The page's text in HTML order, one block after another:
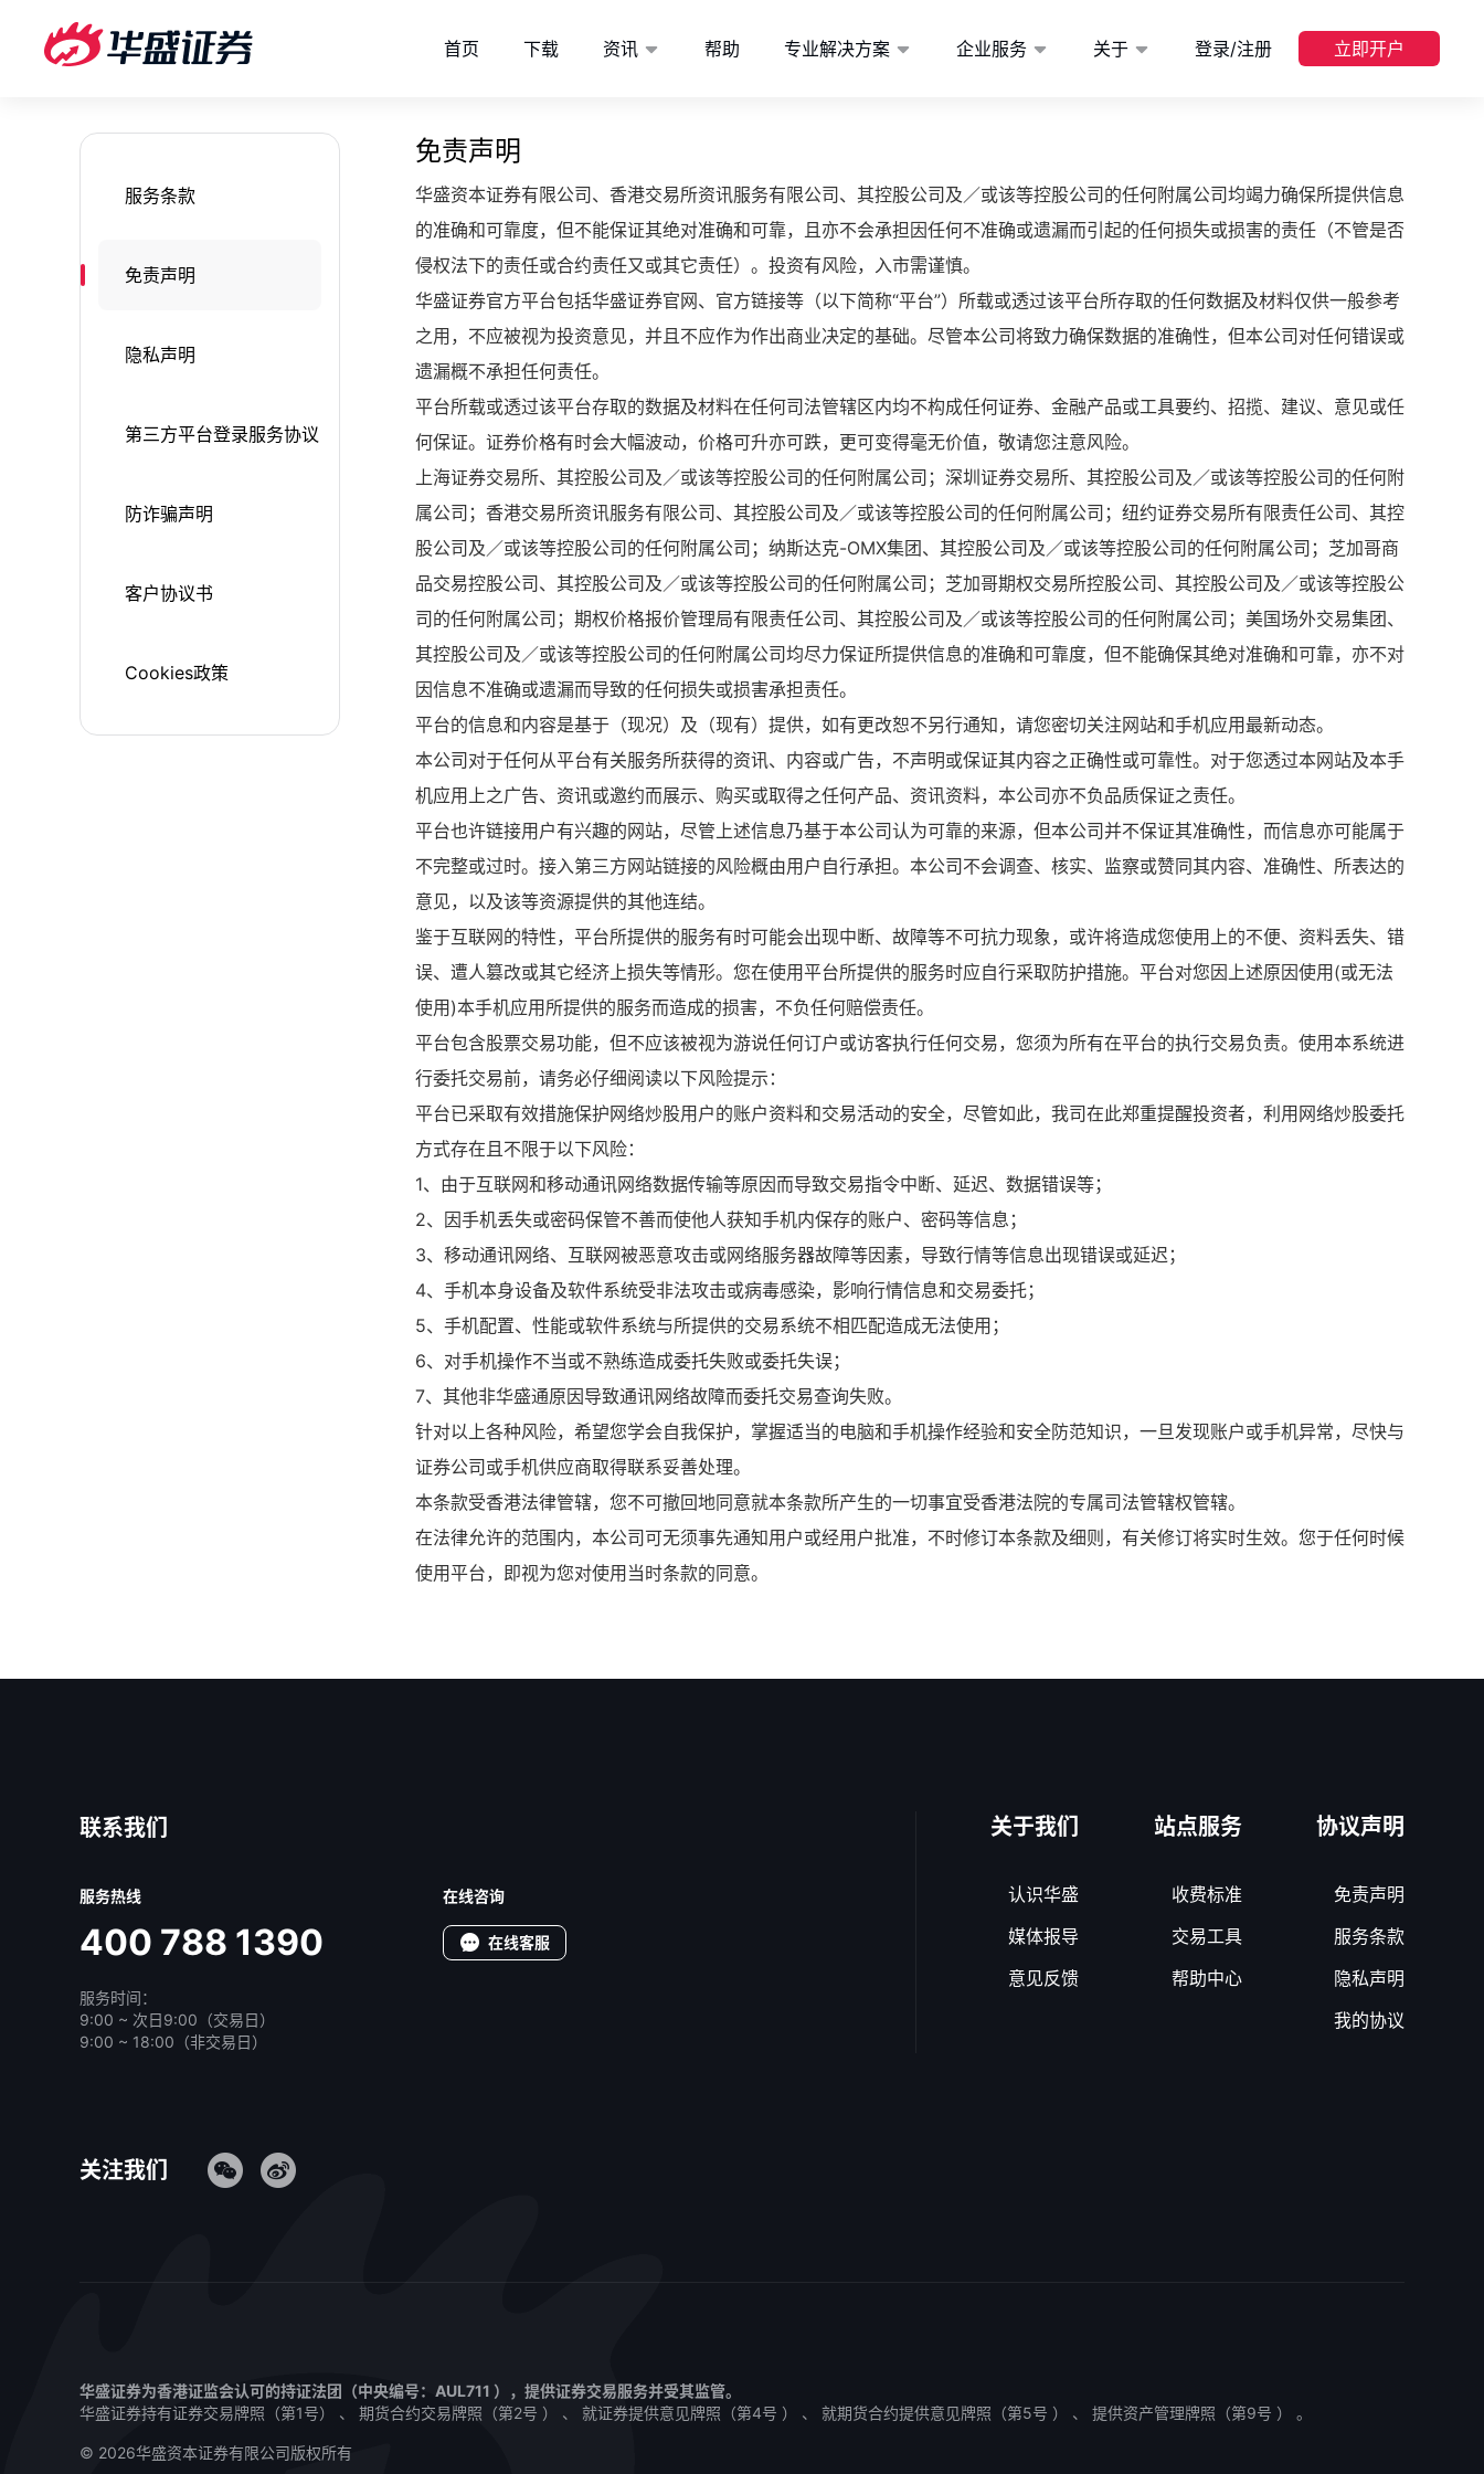
首页 下载 资讯 帮助 专业解决方案 企业服务 关于 登录/注册 立即开户
服务条款
免责声明
隐私声明
第三方平台登录服务协议
防诈骗声明
客户协议书
Cookies政策
免责声明
华盛资本证券有限公司、香港交易所资讯服务有限公司、其控股公司及／或该等控股公司的任何附属公司均竭力确保所提供信息
的准确和可靠度，但不能保证其绝对准确和可靠，且亦不会承担因任何不准确或遗漏而引起的任何损失或损害的责任（不管是否
侵权法下的责任或合约责任又或其它责任）。投资有风险，入市需谨慎。
华盛证券官方平台包括华盛证券官网、官方链接等（以下简称“平台”）所载或透过该平台所存取的任何数据及材料仅供一般参考
之用，不应被视为投资意见，并且不应作为作出商业决定的基础。尽管本公司将致力确保数据的准确性，但本公司对任何错误或
遗漏概不承担任何责任。
平台所载或透过该平台存取的数据及材料在任何司法管辖区内均不构成任何证券、金融产品或工具要约、招揽、建议、意见或任
何保证。证券价格有时会大幅波动，价格可升亦可跌，更可变得毫无价值，敬请您注意风险。
上海证券交易所、其控股公司及／或该等控股公司的任何附属公司；深圳证券交易所、其控股公司及／或该等控股公司的任何附
属公司；香港交易所资讯服务有限公司、其控股公司及／或该等控股公司的任何附属公司；纽约证券交易所有限责任公司、其控
股公司及／或该等控股公司的任何附属公司；纳斯达克-OMX集团、其控股公司及／或该等控股公司的任何附属公司；芝加哥商
品交易控股公司、其控股公司及／或该等控股公司的任何附属公司；芝加哥期权交易所控股公司、其控股公司及／或该等控股公
司的任何附属公司；期权价格报价管理局有限责任公司、其控股公司及／或该等控股公司的任何附属公司；美国场外交易集团、
其控股公司及／或该等控股公司的任何附属公司均尽力保证所提供信息的准确和可靠度，但不能确保其绝对准确和可靠，亦不对
因信息不准确或遗漏而导致的任何损失或损害承担责任。
平台的信息和内容是基于（现况）及（现有）提供，如有更改恕不另行通知，请您密切关注网站和手机应用最新动态。
本公司对于任何从平台有关服务所获得的资讯、内容或广告，不声明或保证其内容之正确性或可靠性。对于您透过本网站及本手
机应用上之广告、资讯或邀约而展示、购买或取得之任何产品、资讯资料，本公司亦不负品质保证之责任。
平台也许链接用户有兴趣的网站，尽管上述信息乃基于本公司认为可靠的来源，但本公司并不保证其准确性，而信息亦可能属于
不完整或过时。接入第三方网站链接的风险概由用户自行承担。本公司不会调查、核实、监察或赞同其内容、准确性、所表达的
意见，以及该等资源提供的其他连结。
鉴于互联网的特性，平台所提供的服务有时可能会出现中断、故障等不可抗力现象，或许将造成您使用上的不便、资料丢失、错
误、遭人篡改或其它经济上损失等情形。您在使用平台所提供的服务时应自行采取防护措施。平台对您因上述原因使用(或无法
使用)本手机应用所提供的服务而造成的损害，不负任何赔偿责任。
平台包含股票交易功能，但不应该被视为游说任何订户或访客执行任何交易，您须为所有在平台的执行交易负责。使用本系统进
行委托交易前，请务必仔细阅读以下风险提示：
平台已采取有效措施保护网络炒股用户的账户资料和交易活动的安全，尽管如此，我司在此郑重提醒投资者，利用网络炒股委托
方式存在且不限于以下风险：
1、由于互联网和移动通讯网络数据传输等原因而导致交易指令中断、延迟、数据错误等；
2、因手机丢失或密码保管不善而使他人获知手机内保存的账户、密码等信息；
3、移动通讯网络、互联网被恶意攻击或网络服务器故障等因素，导致行情等信息出现错误或延迟；
4、手机本身设备及软件系统受非法攻击或病毒感染，影响行情信息和交易委托；
5、手机配置、性能或软件系统与所提供的交易系统不相匹配造成无法使用；
6、对手机操作不当或不熟练造成委托失败或委托失误；
7、其他非华盛通原因导致通讯网络故障而委托交易查询失败。
针对以上各种风险，希望您学会自我保护，掌握适当的电脑和手机操作经验和安全防范知识，一旦发现账户或手机异常，尽快与
证券公司或手机供应商取得联系妥善处理。
本条款受香港法律管辖，您不可撤回地同意就本条款所产生的一切事宜受香港法院的专属司法管辖权管辖。
在法律允许的范围内，本公司可无须事先通知用户或经用户批准，不时修订本条款及细则，有关修订将实时生效。您于任何时候
使用平台，即视为您对使用当时条款的同意。
关于我们
认识华盛
媒体报导
意见反馈
站点服务
收费标准
交易工具
帮助中心
协议声明
免责声明
服务条款
隐私声明
我的协议
联系我们
服务热线
400 788 1390
服务时间：
9:00 ~ 次日9:00（交易日）
9:00 ~ 18:00（非交易日）
在线咨询
在线客服
关注我们
华盛证券为香港证监会认可的持证法团（中央编号：AUL711 ），提供证券交易服务并受其监管。
华盛证券持有证券交易牌照（第1号） 、 期货合约交易牌照（第2号 ） 、 就证券提供意见牌照（第4号 ） 、 就期货合约提供意见牌照（第5号 ） 、 提供资产管理牌照（第9号 ） 。
© 2026华盛资本证券有限公司版权所有